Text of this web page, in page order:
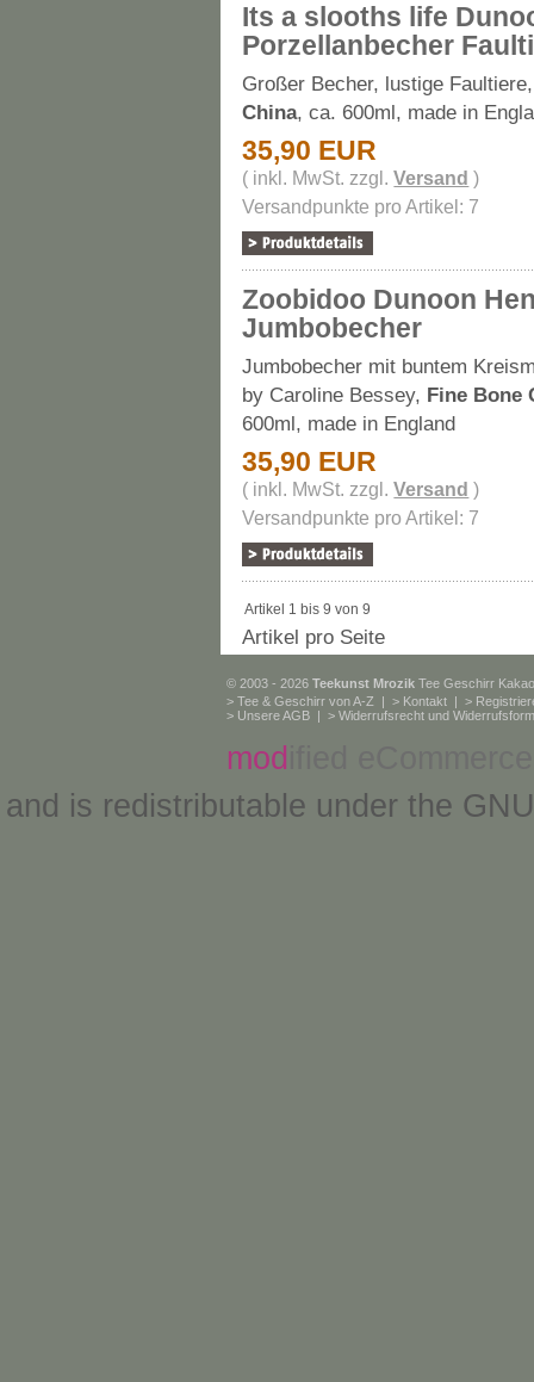
Its a slooths life
Porzellanbecher
Großer Becher, lustige
China, ca. 600ml, made in
35,90 EUR
( inkl. MwSt. zzgl.Versand )
Versandpunkte pro Artikel: 7
Zoobidoo Dunoon
Jumbobecher
Jumbobecher mit buntem
by Caroline Bessey, Fine Bone
600ml, made in England
35,90 EUR
( inkl. MwSt. zzgl.Versand )
Versandpunkte pro Artikel: 7
Artikel 1 bis 9 von 9
Artikel pro Seite
© 2003 - 2026 Teekunst Mrozik Tee Geschirr
> Tee & Geschirr von A-Z | > Kontakt | >
> Unsere AGB | > Widerrufsrecht und
mod
and is redistributable under the